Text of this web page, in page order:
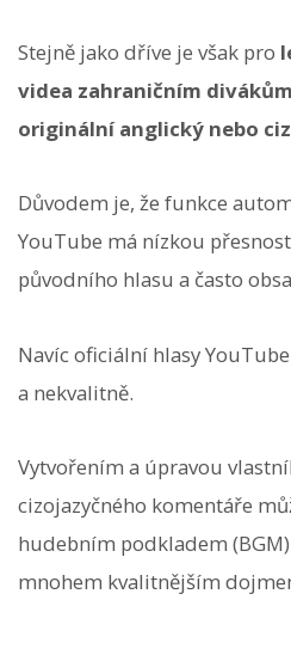
Stejně jako dříve je však pro
videa zahraničním
originální anglický nebo
Důvodem je, že funkce
YouTube má nízkou
původního hlasu a často
Navíc oficiální hlasy
a nekvalitně.
Vytvořením a úpravou
cizojazyčného komentáře
hudebním podkladem
mnohem kvalitnějším